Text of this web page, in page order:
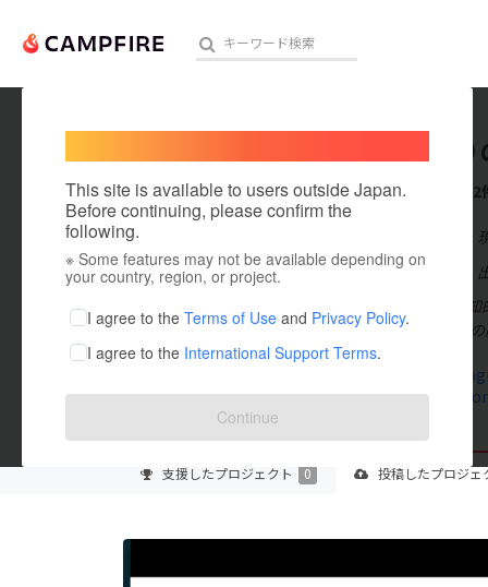
人気のプロジェクト 注目の
アート・写真
テクノロジー・ガジェット
映像・映画
ビジネス・起業
まちづくり・地域活性化
This site is available to users outside Japan.
Before continuing, please confirm the
following.
※ Some features may not be available depending on
your country, region, or project.
I agree to the Terms of Use and Privacy Policy.
I agree to the International Support Terms.
Continue
ほっこ
これまでに2
出身国：日本
長男が軽度の
た。 診断まで
支援したプロジェクト 0 投稿したプロジェ